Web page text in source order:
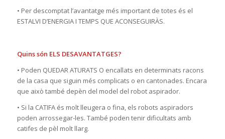
• Per descomptat l’avantatge més important de totes és el
ESTALVI D’ENERGIA I TEMPS QUE ACONSEGUIRÀS.
Quins són ELS DESAVANTATGES?
• Poden QUEDAR ATURATS O encallats en determinats racons
de la casa que siguin més complicats o en cantonades. Encara
que això també depèn del model del robot aspirador.
• Si la CATIFA és molt lleugera o fina, els robots aspiradors
poden arrossegar-les. També poden tenir dificultats amb
catifes de pèl molt llarg.